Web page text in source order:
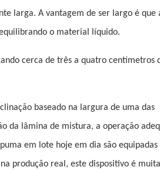
larga. A vantagem de ser largo é que
o material líquido.
cerca de três a quatro centímetros
baseado na largura de uma das
da lâmina de mistura, a operação
em lote hoje em dia são equipadas
produção real, este dispositivo é